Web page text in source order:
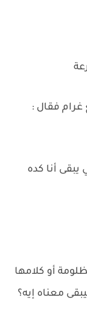
غرام فقال :
أنا كده
أو كلامها
معناه إيه؟